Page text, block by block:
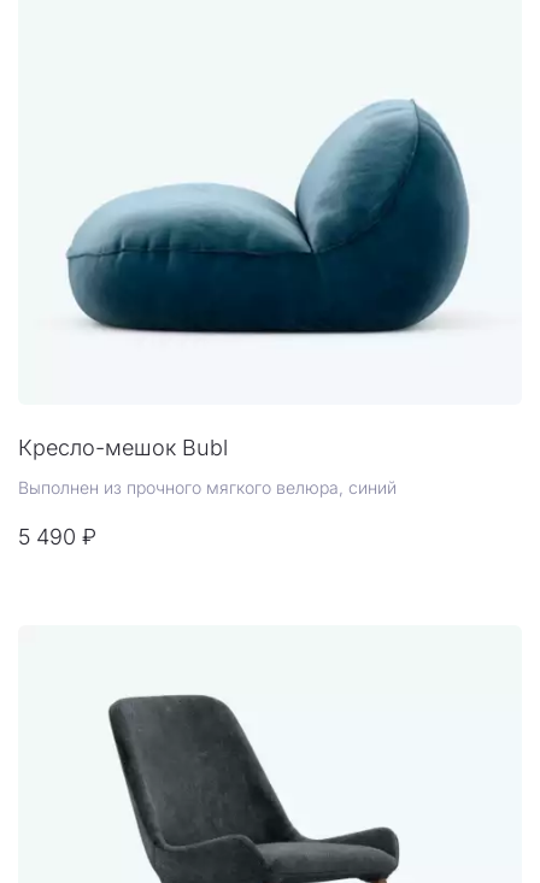
Кресло-мешок Bubl
Выполнен из прочного мягкого велюра, синий
5 490 ₽